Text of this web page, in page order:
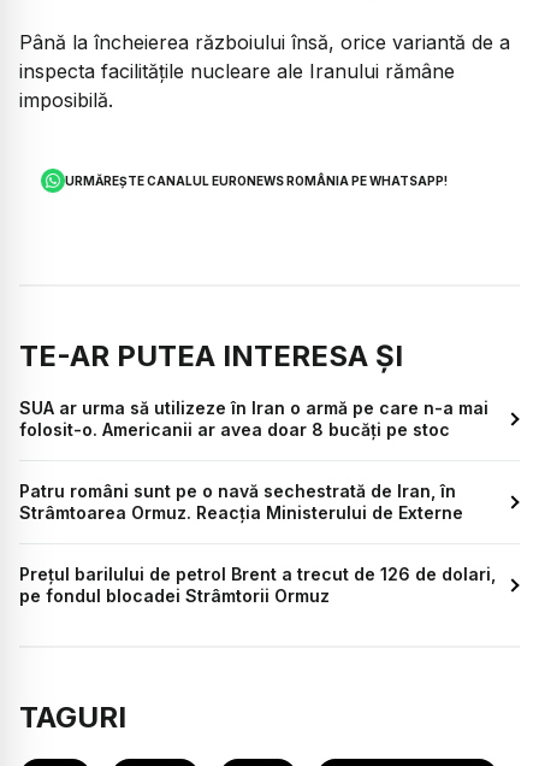
Până la încheierea războiului însă, orice variantă de a
inspecta facilitățile nucleare ale Iranului rămâne
imposibilă.
URMĂREȘTE CANALUL EURONEWS ROMÂNIA PE WHATSAPP!
TE-AR PUTEA INTERESA ȘI
SUA ar urma să utilizeze în Iran o armă pe care n-a mai
folosit-o. Americanii ar avea doar 8 bucăți pe stoc
Patru români sunt pe o navă sechestrată de Iran, în
Strâmtoarea Ormuz. Reacția Ministerului de Externe
Prețul barilului de petrol Brent a trecut de 126 de dolari,
pe fondul blocadei Strâmtorii Ormuz
TAGURI